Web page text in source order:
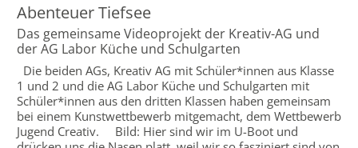
Abenteuer Tiefsee
Das gemeinsame Videoprojekt der Kreativ-AG und
der AG Labor Küche und Schulgarten
Die beiden AGs, Kreativ AG mit Schüler*innen aus Klasse
1 und 2 und die AG Labor Küche und Schulgarten mit
Schüler*innen aus den dritten Klassen haben gemeinsam
bei einem Kunstwettbewerb mitgemacht, dem Wettbewerb
Jugend Creativ. Bild: Hier sind wir im U-Boot und